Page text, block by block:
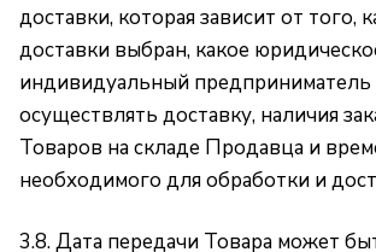
доставки, которая зависит от того,
доставки выбран, какое
индивидуальный предприниматель
осуществлять доставку, наличия
Товаров на складе Продавца и
необходимого для обработки и
3.8. Дата передачи Товара может